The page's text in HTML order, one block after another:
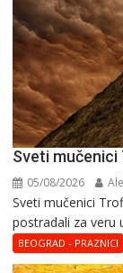
Sveti
05/08/2026
Sveti mučenici
postradali za veru
BEOGRAD - PRAZNICI